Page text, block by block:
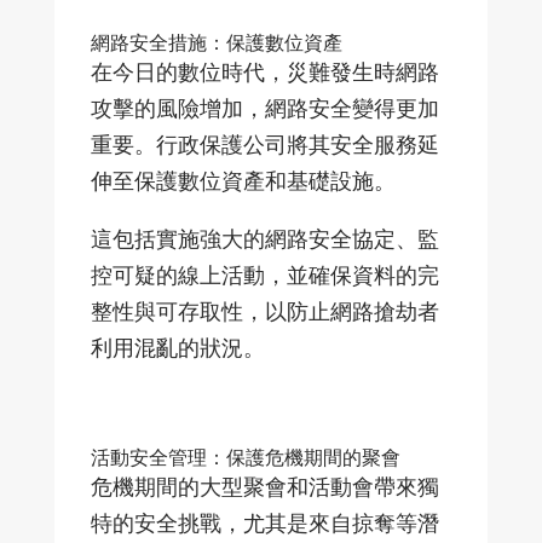
網路安全措施：保護數位資產
在今日的數位時代，災難發生時網路
攻擊的風險增加，網路安全變得更加
重要。行政保護公司將其安全服務延
伸至保護數位資產和基礎設施。
這包括實施強大的網路安全協定、監
控可疑的線上活動，並確保資料的完
整性與可存取性，以防止網路搶劫者
利用混亂的狀況。
活動安全管理：保護危機期間的聚會
危機期間的大型聚會和活動會帶來獨
特的安全挑戰，尤其是來自掠奪等潛